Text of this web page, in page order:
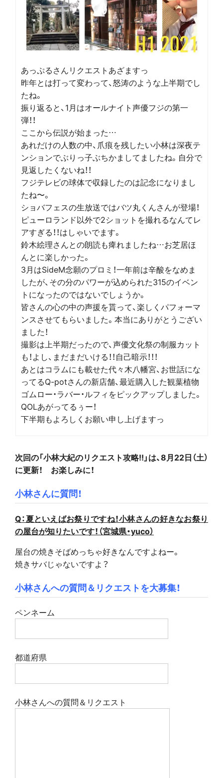
あっぷるさんリクエストあざますっ
昨年とは打って変わって、怒涛のような上半期でし
たね。
振り返ると、1月はオールナイト声優フジの第一
弾！！
ここから伝説が始まった…
あれだけの人数の中、爪痕を残したい小林は深夜テ
ンションでぶりっ子ぶちかましてましたね。自分で
見返したくないね！！
フジテレビの球体で収録したのは記念になりまし
たね〜。
ショバフェスの生放送ではバツ丸くんさんが登場！
ピューロランド以外で2ショットを撮れるなんてレ
アすぎる！！はしゃいでます。
鈴木絵理さんとの朗読も痺れましたね…お芝居ほ
んとに楽しかった。
3月はSideM念願のプロミ！一年前は辛酸をなめま
したが、その分のパワーが込められた315のイベン
トになったのではないでしょうか。
皆さんの心の中の声援を貰って、楽しくパフォーマ
ンスさせてもらいました。本当にありがとうござい
ました！
撮影は上半期だったので、声優文化祭の制服カット
も！よし、まだまだいける！！自己暗示！！！
あとはコラムにも載せた代々木八幡宮、お世話にな
ってるQ-potさんの新店舗、最近購入した観葉植物
ゴムロー・ラバー・ルフィをピックアップしました。
QOLあがってるぅー！
下半期もよろしくお願い申し上げますっ
次回の「小林大紀のリクエスト攻略!!」は、8月22日（土）
に更新！ お楽しみに！
小林さんに質問！
Q：夏といえばお祭りですね！小林さんの好きなお祭り
の屋台が知りたいです！（宮城県・yuco）
屋台の焼きそばめっちゃ好きなんですよねー。
焼きサバじゃないですよ？
小林さんへの質問＆リクエストを大募集！
ペンネーム
都道府県
小林さんへの質問＆リクエスト